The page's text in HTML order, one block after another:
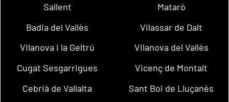
Sallent
Mataró
Badia del Vallès
Vilassar de Dalt
Vilanova i la Geltrú
Vilanova del Vallès
Cugat Sesgarrigues
Vicenç de Montalt
Cebrià de Vallalta
Sant Boi de Lluçanès